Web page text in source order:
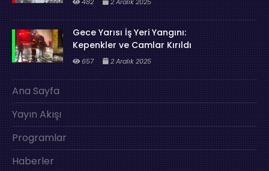
Gece Yarısı İş Yeri Yangını:
Kepenkler ve Camlar Kırıldı
657 2 Aralık 2025
Ana Sayfa
Yayın Akışı
Programlar
Haberler